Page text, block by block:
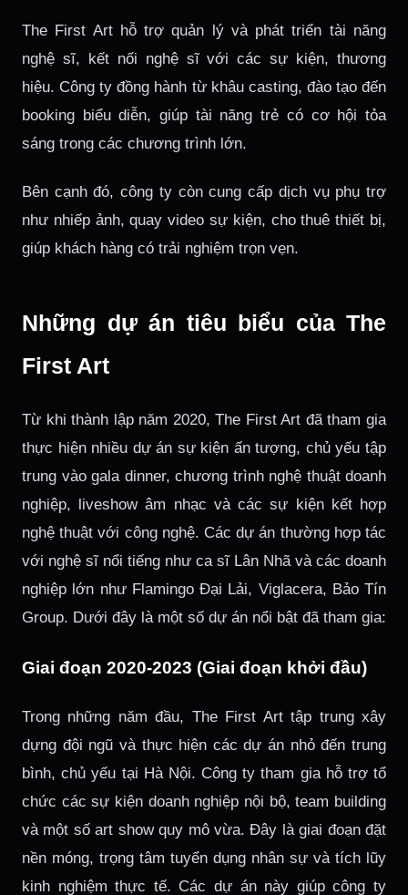
The First Art hỗ trợ quản lý và phát triển tài năng
nghệ sĩ, kết nối nghệ sĩ với các sự kiện, thương
hiệu. Công ty đồng hành từ khâu casting, đào tạo đến
booking biểu diễn, giúp tài năng trẻ có cơ hội tỏa
sáng trong các chương trình lớn.
Bên cạnh đó, công ty còn cung cấp dịch vụ phụ trợ
như nhiếp ảnh, quay video sự kiện, cho thuê thiết bị,
giúp khách hàng có trải nghiệm trọn vẹn.
Những dự án tiêu biểu của The
First Art
Từ khi thành lập năm 2020, The First Art đã tham gia
thực hiện nhiều dự án sự kiện ấn tượng, chủ yếu tập
trung vào gala dinner, chương trình nghệ thuật doanh
nghiệp, liveshow âm nhạc và các sự kiện kết hợp
nghệ thuật với công nghệ. Các dự án thường hợp tác
với nghệ sĩ nổi tiếng như ca sĩ Lân Nhã và các doanh
nghiệp lớn như Flamingo Đại Lải, Viglacera, Bảo Tín
Group. Dưới đây là một số dự án nổi bật đã tham gia:
Giai đoạn 2020-2023 (Giai đoạn khởi đầu)
Trong những năm đầu, The First Art tập trung xây
dựng đội ngũ và thực hiện các dự án nhỏ đến trung
bình, chủ yếu tại Hà Nội. Công ty tham gia hỗ trợ tổ
chức các sự kiện doanh nghiệp nội bộ, team building
và một số art show quy mô vừa. Đây là giai đoạn đặt
nền móng, trọng tâm tuyển dụng nhân sự và tích lũy
kinh nghiệm thực tế. Các dự án này giúp công ty